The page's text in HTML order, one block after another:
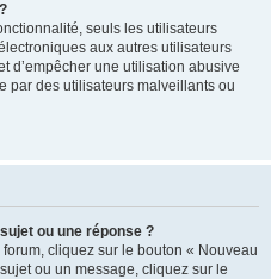
seuls les utilisateurs
aux autres utilisateurs
d’empêcher une utilisation abusive
par des utilisateurs malveillants ou
ou une réponse ?
cliquez sur le bouton « Nouveau
ou un message, cliquez sur le